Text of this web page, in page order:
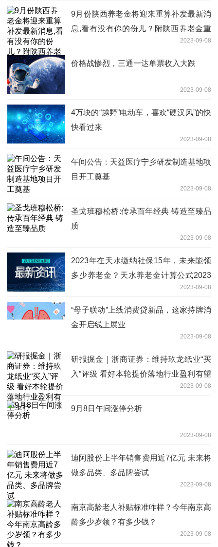
9月份陕西养老金将迎来重算补发最新消
息,看有没有你的份儿？附陕西养老金重
2023-09-08
价格战惨烈，三通一达单票收入大跌
2023-09-08
4万块的“越野”电动车，喜欢“硬汉风”的快
快看过来
2023-09-08
午间公告：天益医疗宁乡研发制造基地项
目开工奠基
2023-09-08
圣戈班穆松桥:传承百年经典 铸造至臻品
质
2023-09-08
2023年在天水缴纳社保15年，未来能领
多少养老金？天水养老金计算公式2023
2023-09-08
“母子联动”上线消费贷新品，这家持牌消
金开启线上展业
2023-09-08
研报掘金｜浙商证券：维持玖龙纸业“买
入”评级 看好本轮提价落地行业盈利有望
2023-09-08
9月8日午间涨停分析
2023-09-08
迪阿股份上半年销售费用近7亿元 未来将
做多品类、多品牌尝试
2023-09-08
南京高龄老人补贴标准咋样？今年南京高
龄多少岁领？有多少钱？
2023-09-08